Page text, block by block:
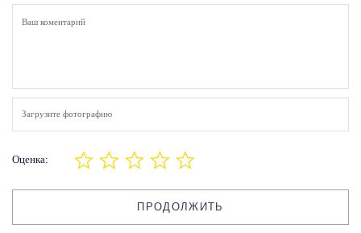
Загрузите фотографию
Оценка:
ПРОДОЛЖИТЬ